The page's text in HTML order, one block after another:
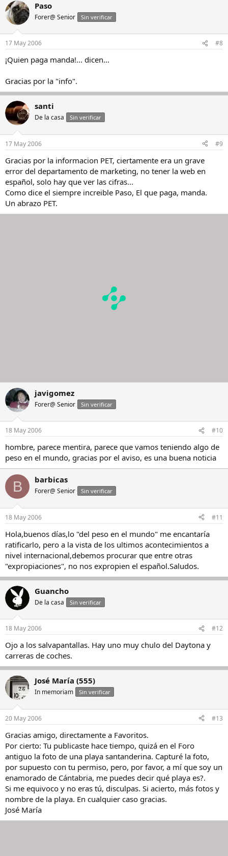
Paso
Forer@ Senior Sin verificar
17 May 2006 #8
¡Quien paga manda!... dicen...
Gracias por la "info".
santi
De la casa Sin verificar
17 May 2006 #9
Gracias por la informacion PET, ciertamente era un grave
error del departamento de marketing, no tener la web en
español, solo hay que ver las cifras...
Como dice el siempre increible Paso, El que paga, manda.
Un abrazo PET.
javigomez
Forer@ Senior Sin verificar
18 May 2006 #10
hombre, parece mentira, parece que vamos teniendo algo de
peso en el mundo, gracias por el aviso, es una buena noticia
B barbicas
Forer@ Senior Sin verificar
18 May 2006 #11
Hola,buenos días,lo "del peso en el mundo" me encantaría
ratificarlo, pero a la vista de los ultimos acontecimientos a
nivel internacional,debemos procurar que entre otras
"expropiaciones", no nos expropien el español.Saludos.
Guancho
De la casa Sin verificar
18 May 2006 #12
Ojo a los salvapantallas. Hay uno muy chulo del Daytona y
carreras de coches.
José María (555)
In memoriam Sin verificar
20 May 2006 #13
Gracias amigo, directamente a Favoritos.
Por cierto: Tu publicaste hace tiempo, quizá en el Foro
antiguo la foto de una playa santanderina. Capturé la foto,
por supuesto con tu permiso, pero, por favor, a mí que soy un
enamorado de Cántabria, me puedes decir qué playa es?.
Si me equivoco y no eras tú, disculpas. Si acierto, más fotos y
nombre de la playa. En cualquier caso gracias.
José María